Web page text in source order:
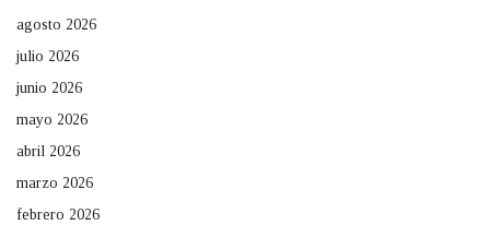
agosto 2026
julio 2026
junio 2026
mayo 2026
abril 2026
marzo 2026
febrero 2026